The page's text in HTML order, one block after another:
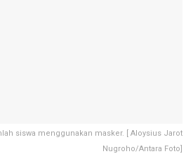
siswa menggunakan masker. [ Aloysius Jarot
Nugroho/Antara Foto]